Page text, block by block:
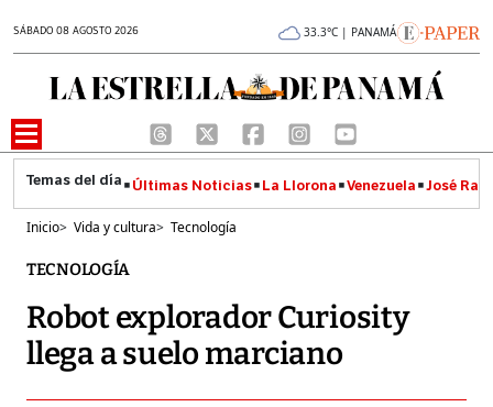
SÁBADO 08 AGOSTO 2026 33.3°C | PANAMÁ
Últimas Noticias La Llorona Venezuela José
Inicio> Vida y cultura> Tecnología
TECNOLOGÍA
Robot explorador Curiosity
llega a suelo marciano